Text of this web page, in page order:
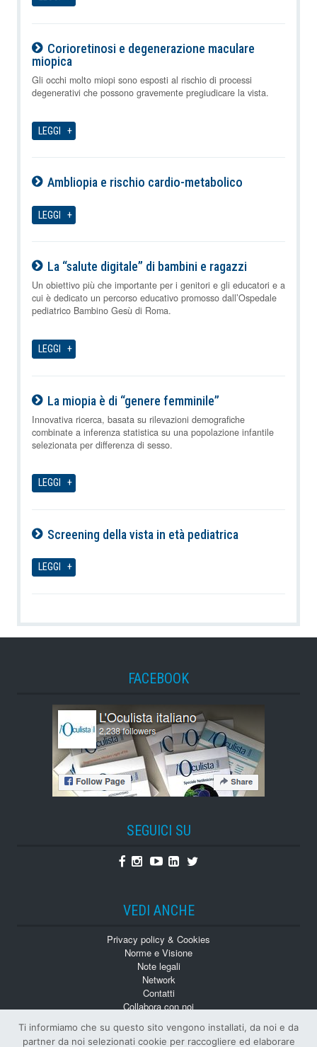
Corioretinosi e degenerazione maculare
miopica
07-08-2026
Gli occhi molto miopi sono esposti al rischio di processi
degenerativi che possono gravemente pregiudicare la vista.
LEGGI
Ambliopia e rischio cardio-metabolico
LEGGI
La “salute digitale” di bambini e ragazzi
07-08-2026
Un obiettivo più che importante per i genitori e gli educatori e a
cui è dedicato un percorso educativo promosso dall’Ospedale
pediatrico Bambino Gesù di Roma.
LEGGI
La miopia è di “genere femminile”
07-08-2026
Innovativa ricerca, basata su rilevazioni demografiche
combinate a inferenza statistica su una popolazione infantile
selezionata per differenza di sesso.
LEGGI
Screening della vista in età pediatrica
LEGGI
FACEBOOK
SEGUICI SU
Facebook
Instagram
YoutubeLinkedin
Twitter
VEDI ANCHE
Privacy policy & Cookies
Norme e Visione
Note legali
Network
Contatti
Collabora con noi
Numeri Arretrati
Ti informiamo che su questo sito vengono installati, da noi e da
partner da noi selezionati cookie per raccogliere ed elaborare